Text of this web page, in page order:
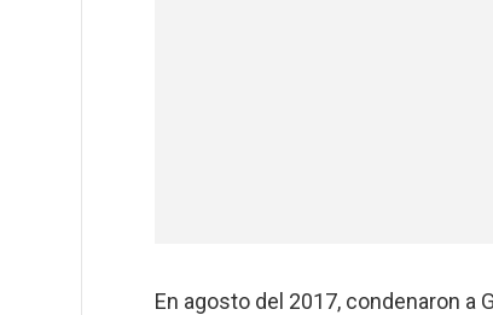
En agosto del 2017, condenaron a